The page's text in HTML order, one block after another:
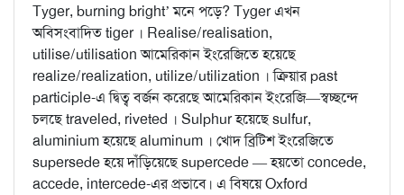
Tyger, burning bright’ মনে পড়ে? Tyger এখন
অবিসংবাদিত tiger । Realise/realisation,
utilise/utilisation আমেরিকান ইংরেজিতে হয়েছে
realize/realization, utilize/utilization । ক্রিয়ার past
participle-এ দ্বিত্ব বর্জন করেছে আমেরিকান ইংরেজি—স্বচ্ছন্দে
চলছে traveled, riveted । Sulphur হয়েছে sulfur,
aluminium হয়েছে aluminum । খোদ ব্রিটিশ ইংরেজিতে
supersede হয়ে দাঁড়িয়েছে supercede — হয়তো concede,
accede, intercede-এর প্রভাবে। এ বিষয়ে Oxford